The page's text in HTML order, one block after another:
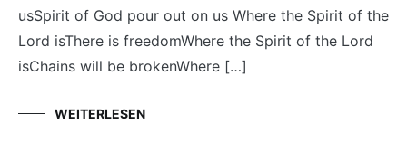
usSpirit of God pour out on us Where the Spirit of the
Lord isThere is freedomWhere the Spirit of the Lord
isChains will be brokenWhere […]
WEITERLESEN